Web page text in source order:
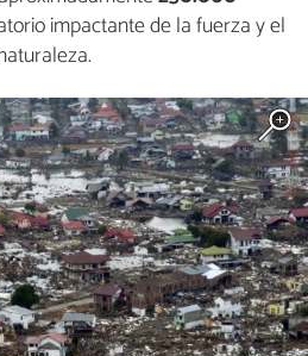
impactante de la fuerza y el